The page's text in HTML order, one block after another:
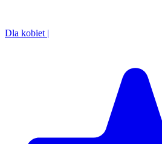
Dla kobiet |